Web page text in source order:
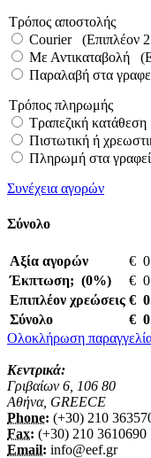
Τρόπος αποστολής
Courier
(Επιπλέον
Με Αντικαταβολή
Παραλαβή στα
Τρόπος πληρωμής
Τραπεζική κατάθεση
Πιστωτική ή
Πληρωμή στα
Συνέχεια αγορών
Σύνολο
Αξία αγορών
€
Έκπτωση; (0%)
€
Επιπλέον χρεώσεις €
Σύνολο
€
Ολοκλήρωση
Κεντρικά:
Γριβαίων 6, 106 80
Αθήνα, GREECE
Phone: (+30) 210
Fax: (+30) 210 3610690
Email: info@eef.gr